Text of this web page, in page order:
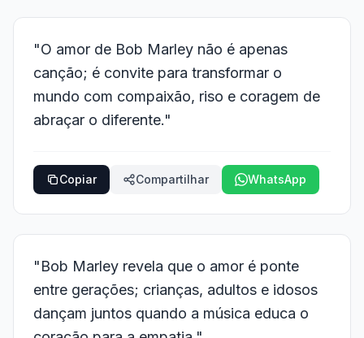
"O amor de Bob Marley não é apenas
canção; é convite para transformar o
mundo com compaixão, riso e coragem de
abraçar o diferente."
Copiar Compartilhar WhatsApp
"Bob Marley revela que o amor é ponte
entre gerações; crianças, adultos e idosos
dançam juntos quando a música educa o